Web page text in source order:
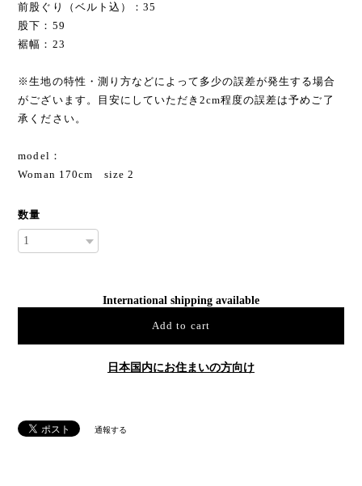
前股ぐり（ベルト込）：35
股下：59
裾幅：23
※生地の特性・測り方などによって多少の誤差が発生する場合
がございます。目安にしていただき2cm程度の誤差は予めご了
承ください。
model：
Woman 170cm size 2
数量
International shipping available
Add to cart
日本国内にお住まいの方向け
通報する